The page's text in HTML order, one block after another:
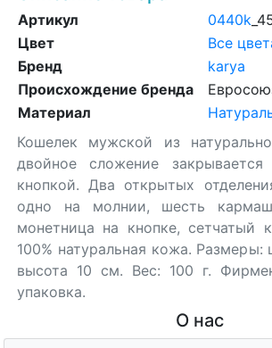
Артикул 0440k
Цвет
Все
Бренд
karya
Происхождение бренда
Материал
Кошелек мужской из
двойное сложение
кнопкой. Два открытых
одно на молнии, шесть
монетница на кнопке, сетчатый
100% натуральная кожа. Размеры:
высота 10 см. Вес: 100 г.
упаковка.
О нас